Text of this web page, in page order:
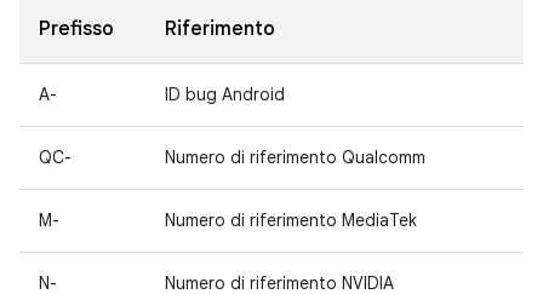
Prefisso Riferimento
A- ID bug Android
QC- Numero di riferimento Qualcomm
M- Numero di riferimento MediaTek
N- Numero di riferimento NVIDIA